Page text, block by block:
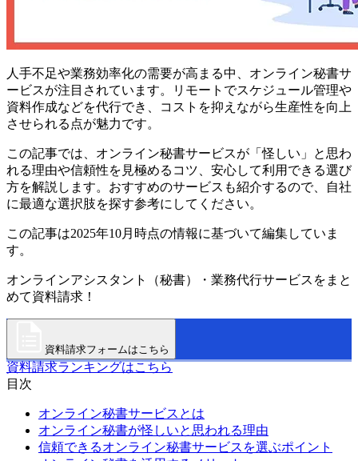
人手不足や業務効率化の需要が高まる中、オンライン秘書サ
ービスが注目されています。リモートでスケジュール管理や
資料作成などを代行でき、コストを抑えながら生産性を向上
させられる点が魅力です。
この記事では、オンライン秘書サービスが「怪しい」と思わ
れる理由や信頼性を見極めるコツ、安心して利用できる選び
方を解説します。おすすめのサービスも紹介するので、自社
に最適な選択肢を探す参考にしてください。
この記事は2025年10月時点の情報に基づいて編集していま
す。
オンラインアシスタント（秘書）・業務代行サービスをまと
めて資料請求！
資料請求フォームはこちら
資料請求ランキングはこちら
目次
オンライン秘書サービスとは
オンライン秘書が怪しいと思われる理由
信頼できるオンライン秘書サービスを選ぶポイント